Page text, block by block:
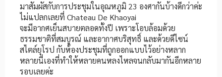
มาสัมผัสกับการประชุมในอุณหภูมิ 23 องศากันบ้างดีกว่าค่ะ
ไม่แปลกเลยที่ Chateau De Khaoyai
จะมีอากศเย็นสบายตลอดทั้งปี เพราะโอบล้อมด้วย
ธรรมชาติที่สมบูรณ์ และอากาศบริสุทธิ์ และด้วยดีไซน์
สไตล์ยุโรป กับห้องประชุมที่ถูกออกแบบไว้อย่างหลาก
หลายนี่เองที่ทำให้หลายคนหลงไหลจนกลับมากันอีกหลาย
รอบเลยค่ะ